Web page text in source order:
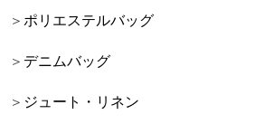
ポリエステルバッグ
デニムバッグ
ジュート・リネン